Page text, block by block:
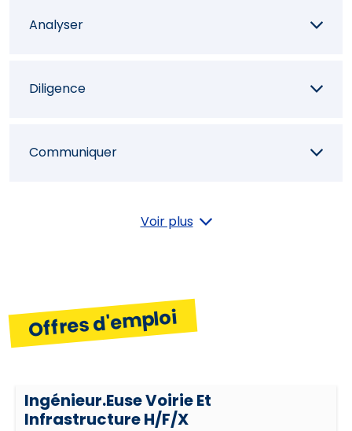
Analyser
Diligence
Communiquer
Créativité
Planifier et organiser
Voir plus
Offres d'emploi
Ingénieur.euse Voirie Et
Infrastructure H/F/X